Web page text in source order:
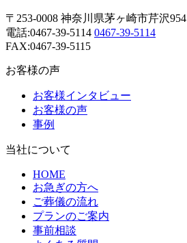
〒253-0008 神奈川県茅ヶ崎市芹沢954
電話:0467-39-5114 0467-39-5114
FAX:0467-39-5115
お客様の声
お客様インタビュー
お客様の声
事例
当社について
HOME
お急ぎの方へ
ご葬儀の流れ
プランのご案内
事前相談